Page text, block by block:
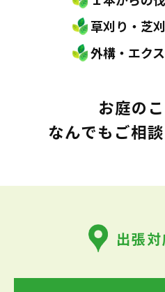
草刈り・芝
外構・エク
お庭の
なんでもご相
出張